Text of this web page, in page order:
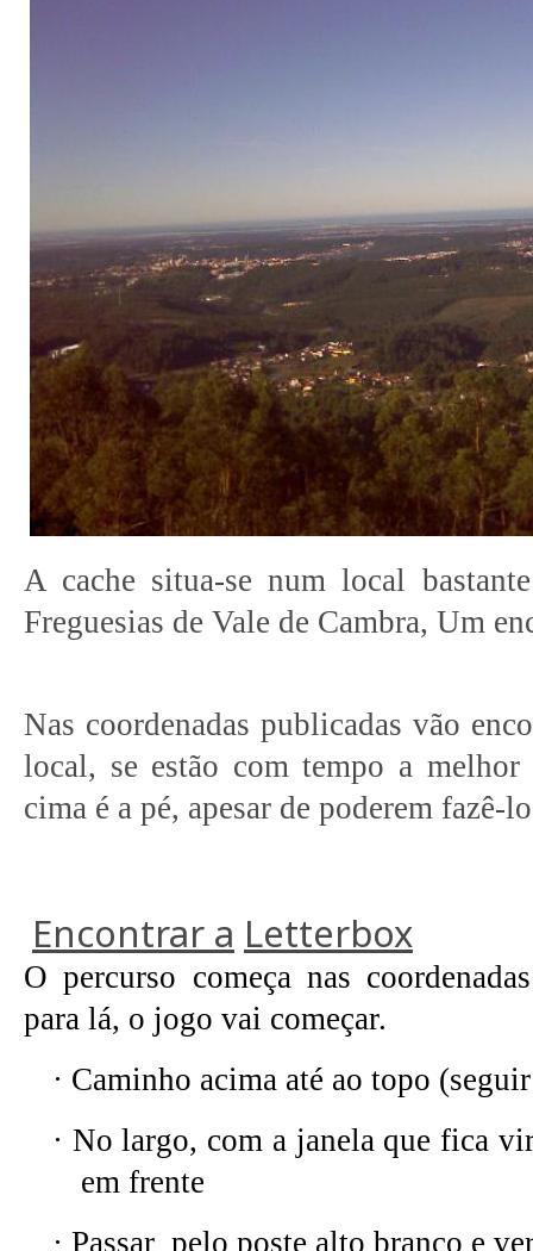
A cache situa-se num local
Freguesias de Vale de Cambra, Um
Nas coordenadas publicadas vão
local, se estão com tempo a melhor
cima é a pé, apesar de poderem fazê-
Encontrar a Letterbox
O percurso começa nas
para lá, o jogo vai começar.
· Caminho acima até ao topo
· No largo, com a janela que fica
em frente
· Passar pelo poste alto branco e